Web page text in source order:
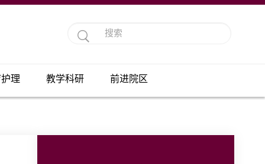
理 教学科研 前进院区